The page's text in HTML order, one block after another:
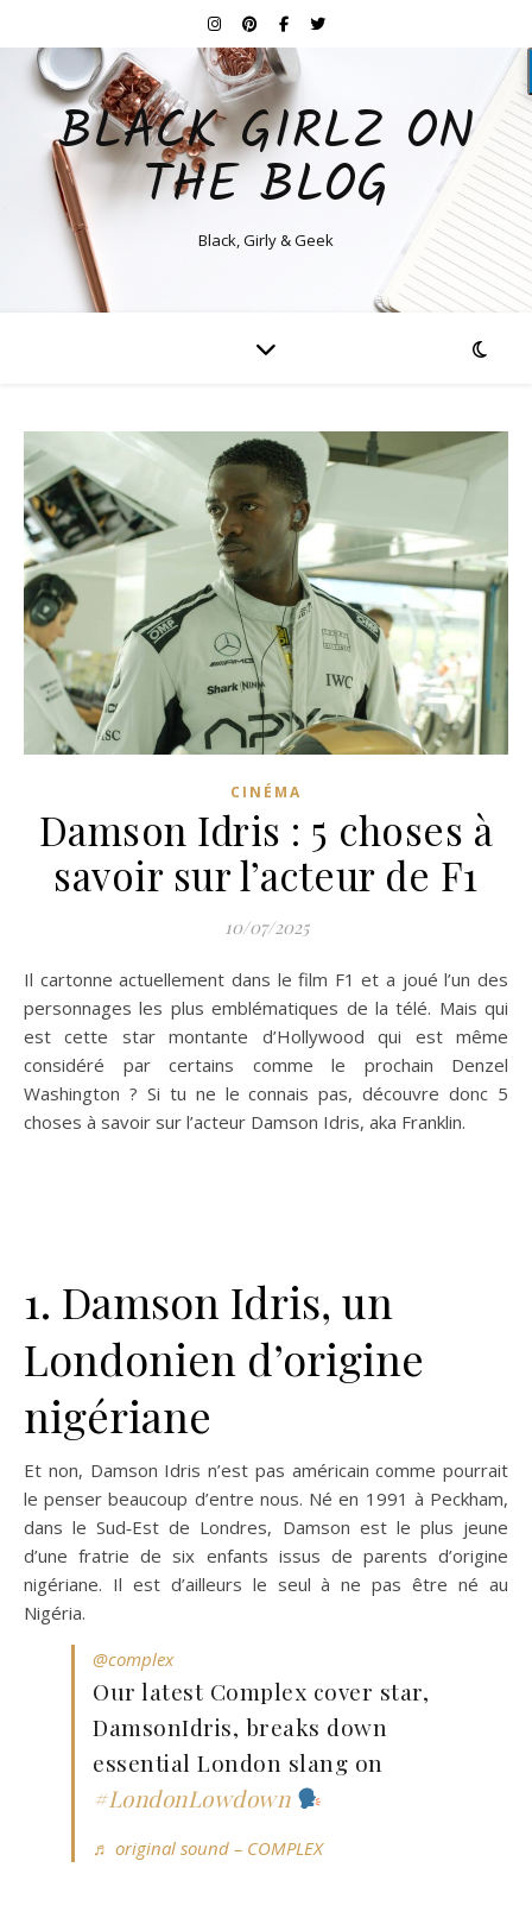
BLACK GIRLZ ON
THE BLOG
Black, Girly & Geek
CINÉMA
Damson Idris : 5 choses à
savoir sur l’acteur de F1
10/07/2025
Il cartonne actuellement dans le film F1 et a joué l’un des
personnages les plus emblématiques de la télé. Mais qui
est cette star montante d’Hollywood qui est même
considéré par certains comme le prochain Denzel
Washington ? Si tu ne le connais pas, découvre donc 5
choses à savoir sur l’acteur Damson Idris, aka Franklin.
1. Damson Idris, un
Londonien d’origine
nigériane
Et non, Damson Idris n’est pas américain comme pourrait
le penser beaucoup d’entre nous. Né en 1991 à Peckham,
dans le Sud‑Est de Londres, Damson est le plus jeune
d’une fratrie de six enfants issus de parents d’origine
nigériane. Il est d’ailleurs le seul à ne pas être né au
Nigéria.
@complex
Our latest Complex cover star,
DamsonIdris, breaks down
essential London slang on
#LondonLowdown
♬ original sound – COMPLEX